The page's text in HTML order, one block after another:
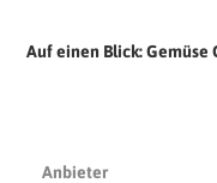
Auf einen Blick:
Anbieter